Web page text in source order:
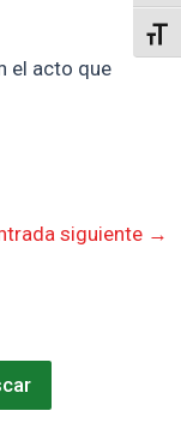
el acto que
siguiente →